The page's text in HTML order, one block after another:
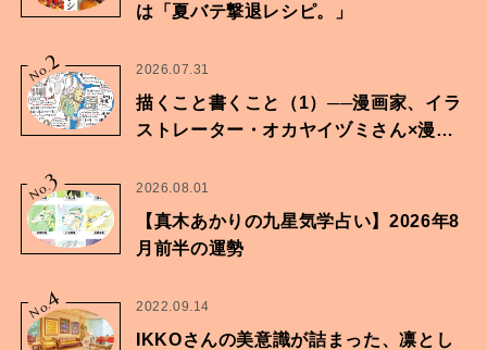
は「夏バテ撃退レシピ。」
No.2 2026.07.31
描くこと書くこと（1）──漫画家、イラ
ストレーター・オカヤイヅミさん×漫画
No.3 2026.08.01
【真木あかりの九星気学占い】2026年8
月前半の運勢
No.
4 2022.09.14
IKKOさんの美意識が詰まった、凛とし